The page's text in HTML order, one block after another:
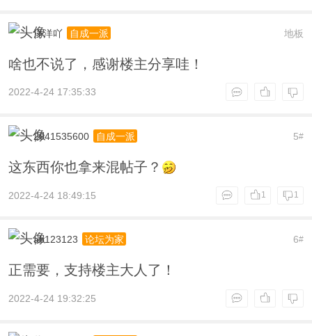
地板
洋洋吖 自成一派
啥也不说了，感谢楼主分享哇！
2022-4-24 17:35:33
5#
2041535600 自成一派
这东西你也拿来混帖子？
2022-4-24 18:49:15 1
1
6#
ab123123 论坛为家
正需要，支持楼主大人了！
2022-4-24 19:32:25